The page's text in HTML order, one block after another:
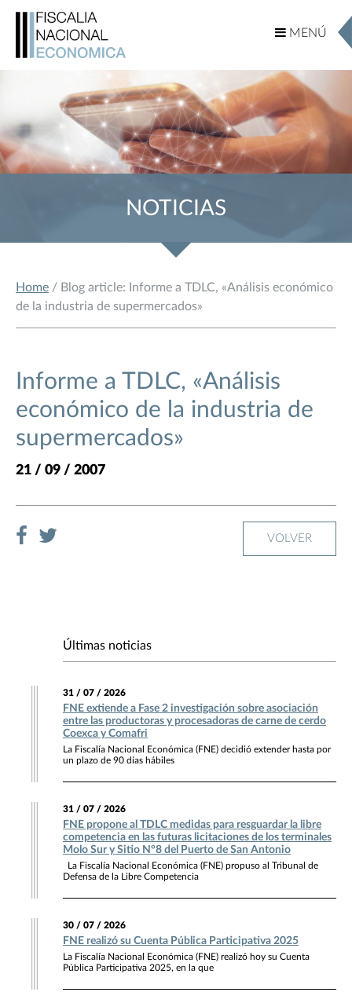
MENÚ
MENÚ
NOTICIAS
Home / Blog article: Informe a TDLC, «Análisis económico
de la industria de supermercados»
Informe a TDLC, «Análisis
económico de la industria de
supermercados»
21 / 09 / 2007
VOLVER
Últimas noticias
31 / 07 / 2026
FNE extiende a Fase 2 investigación sobre asociación
entre las productoras y procesadoras de carne de cerdo
Coexca y Comafri
La Fiscalía Nacional Económica (FNE) decidió extender hasta por
un plazo de 90 días hábiles
31 / 07 / 2026
FNE propone al TDLC medidas para resguardar la libre
competencia en las futuras licitaciones de los terminales
Molo Sur y Sitio N°8 del Puerto de San Antonio
La Fiscalía Nacional Económica (FNE) propuso al Tribunal de
Defensa de la Libre Competencia
30 / 07 / 2026
FNE realizó su Cuenta Pública Participativa 2025
La Fiscalía Nacional Económica (FNE) realizó hoy su Cuenta
Pública Participativa 2025, en la que